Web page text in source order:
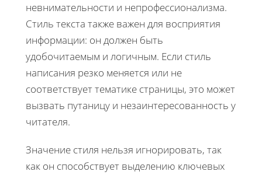
невнимательности и непрофессионализма.
Стиль текста также важен для восприятия
информации: он должен быть
удобочитаемым и логичным. Если стиль
написания резко меняется или не
соответствует тематике страницы, это может
вызвать путаницу и незаинтересованность у
читателя.
Значение стиля нельзя игнорировать, так
как он способствует выделению ключевых